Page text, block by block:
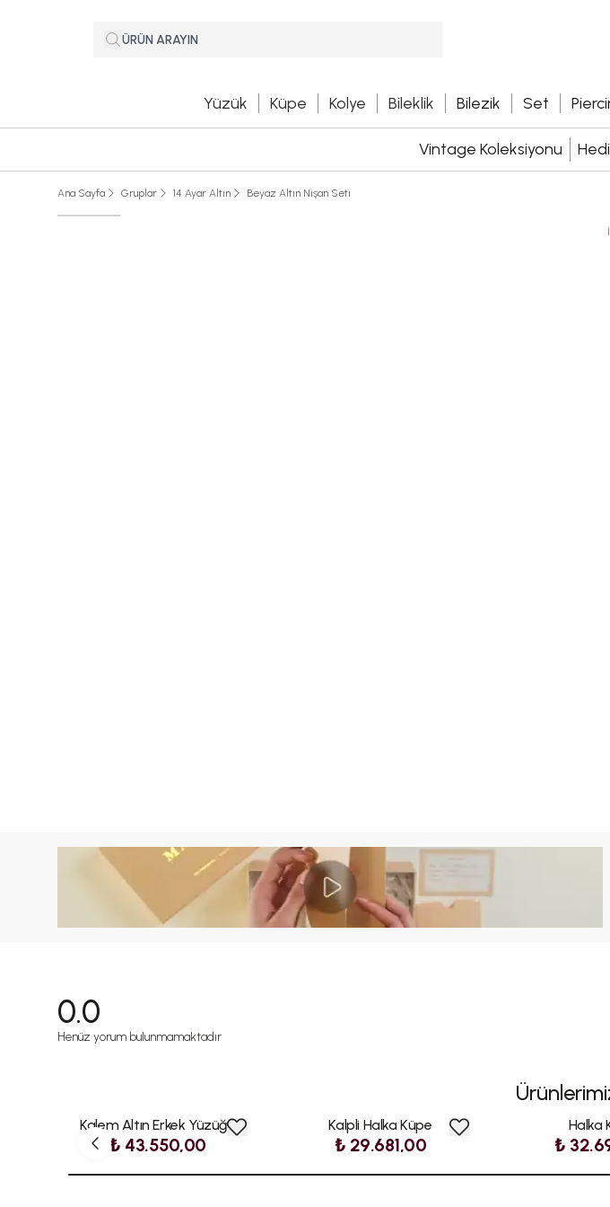
Yüzük Küpe Kolye Bileklik Bilezik Set
Vintage Koleksiyonu
Ana Sayfa Gruplar 14 Ayar Altın Beyaz Altın Nişan Seti
0.0
Henüz yorum bulunmamaktadır
Kalem Altın Erkek Yüzüğü
₺ 43.550,00
Kalpli Halka Küpe
₺ 29.681,00
Halka
₺